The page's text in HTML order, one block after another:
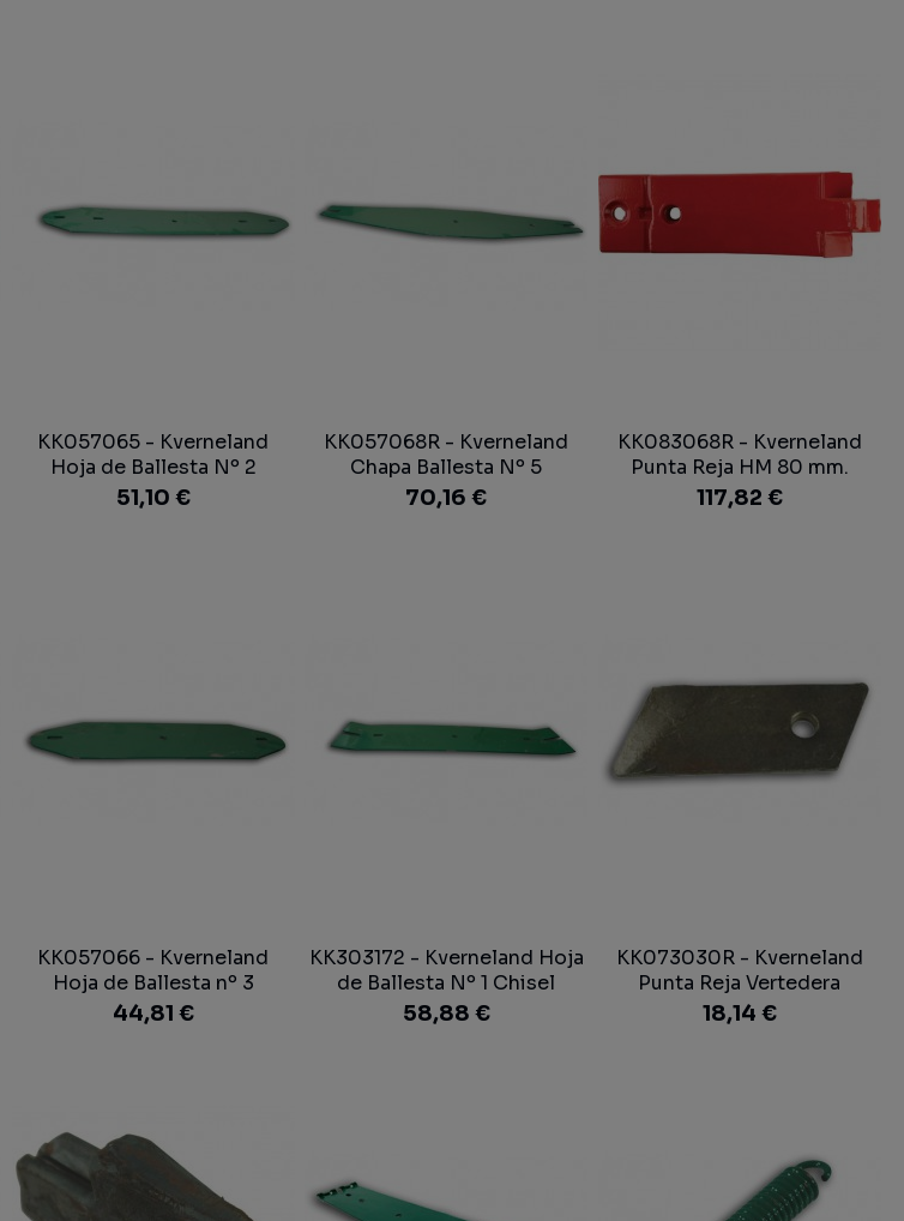
KK057065 - Kverneland
Hoja de Ballesta Nº 2
Vertedera
51,10 €
KK057068R - Kverneland
Chapa Ballesta Nº 5
Vertedera
70,16 €
KK083068R - Kverneland
Punta Reja HM 80 mm.
117,82 €
KK057066 - Kverneland
Hoja de Ballesta nº 3
Vertedera
44,81 €
KK303172 - Kverneland Hoja
de Ballesta Nº 1 Chisel
58,88 €
KK073030R - Kverneland
Punta Reja Vertedera
18,14 €